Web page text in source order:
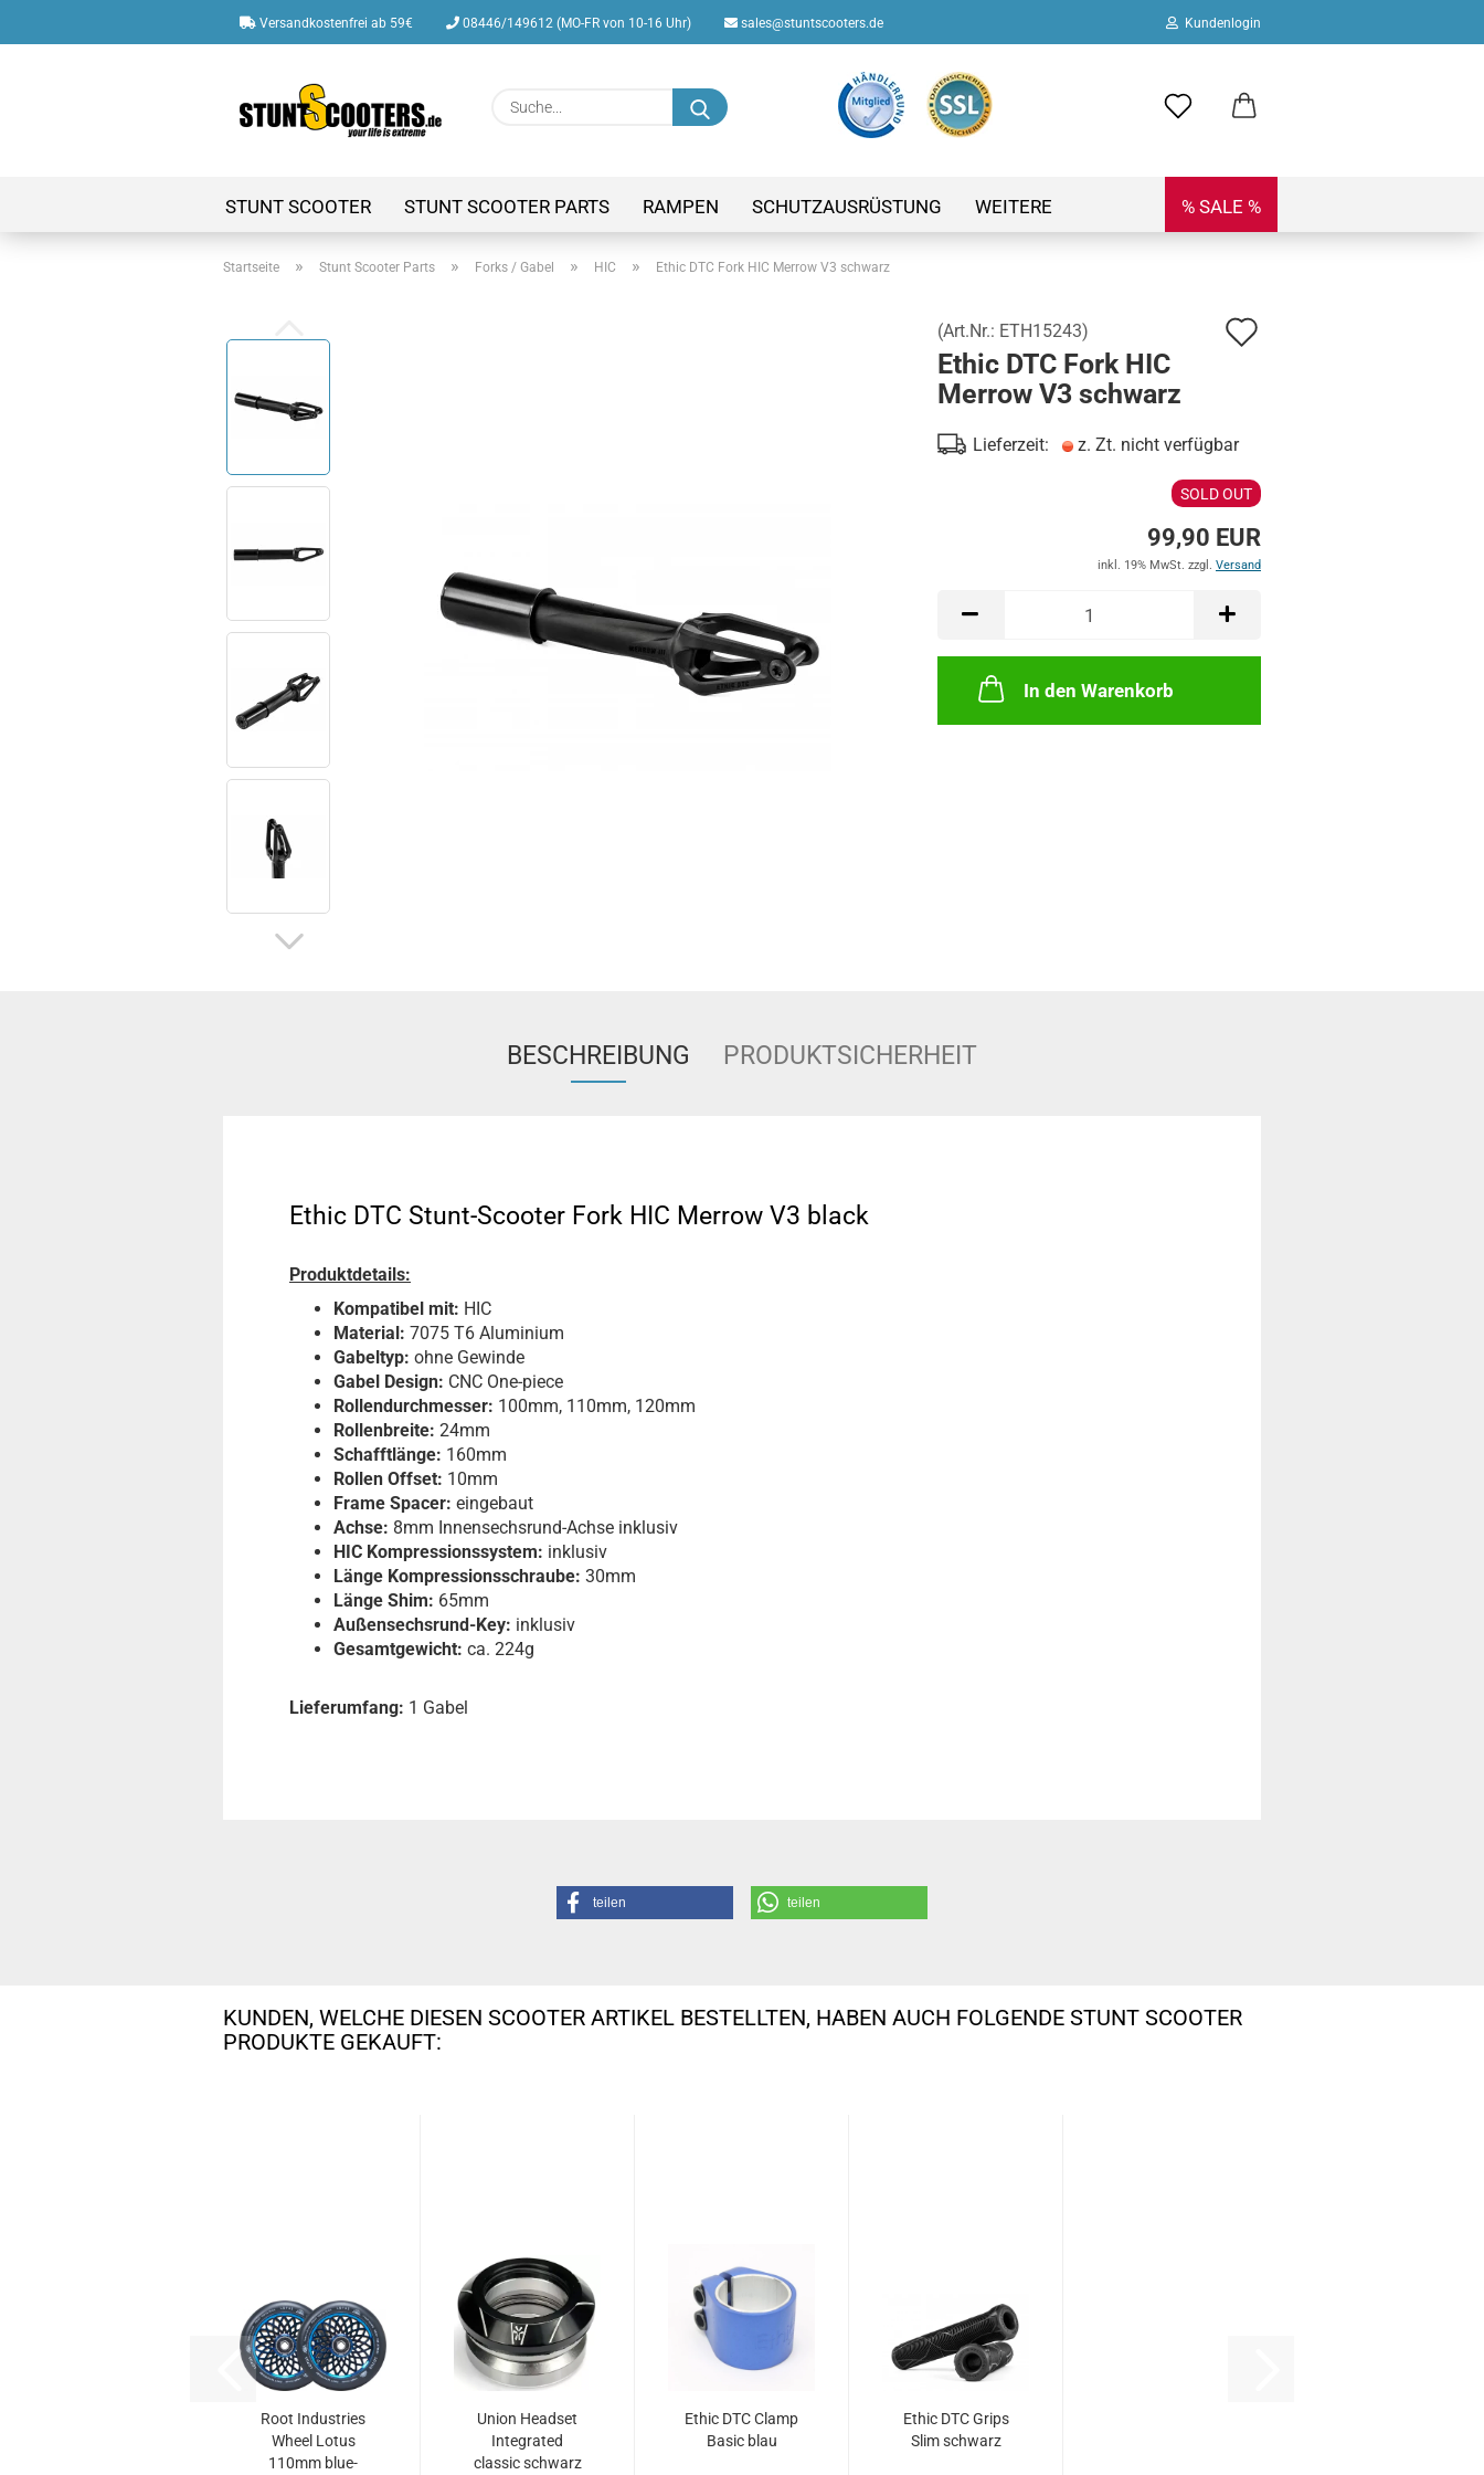
Versandkostenfrei ab 59€ 08446/149612 (MO-FR von 10-16 Uhr) sales@stuntscooters.de Kundenlogin
Passwort
Konto erstellen
Passwort vergessen?
Suche...
STUNT SCOOTER STUNT SCOOTER PARTS RAMPEN SCHUTZAUSRÜSTUNG % SALE %
WEITERE
Startseite » Stunt Scooter Parts » Forks / Gabel » HIC » Ethic DTC Fork HIC Merrow V3 schwarz
(Art.Nr.: ETH15243)
Ethic DTC Fork HIC
Merrow V3 schwarz
Lieferzeit: z. Zt. nicht verfügbar
SOLD OUT
99,90 EUR
inkl. 19% MwSt. zzgl. Versand
In den Warenkorb
BESCHREIBUNG PRODUKTSICHERHEIT
Ethic DTC Stunt-Scooter Fork HIC Merrow V3 black
Produktdetails:
Kompatibel mit: HIC
Material: 7075 T6 Aluminium
Gabeltyp: ohne Gewinde
Gabel Design: CNC One-piece
Rollendurchmesser: 100mm, 110mm, 120mm
Rollenbreite: 24mm
Schafftlänge: 160mm
Rollen Offset: 10mm
Frame Spacer: eingebaut
Achse: 8mm Innensechsrund-Achse inklusiv
HIC Kompressionssystem: inklusiv
Länge Kompressionsschraube: 30mm
Länge Shim: 65mm
Außensechsrund-Key: inklusiv
Gesamtgewicht: ca. 224g
Lieferumfang: 1 Gabel
teilen teilen
KUNDEN, WELCHE DIESEN SCOOTER ARTIKEL BESTELLTEN, HABEN AUCH FOLGENDE STUNT SCOOTER
PRODUKTE GEKAUFT:
Root Industries
Wheel Lotus
110mm blue-
Union Headset
Integrated
classic schwarz
Ethic DTC Clamp
Basic blau
Ethic DTC Grips
Slim schwarz